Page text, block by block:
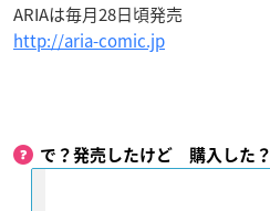
ARIAは毎月28日頃発売
http://aria-comic.jp
で？発売したけど 購入した？